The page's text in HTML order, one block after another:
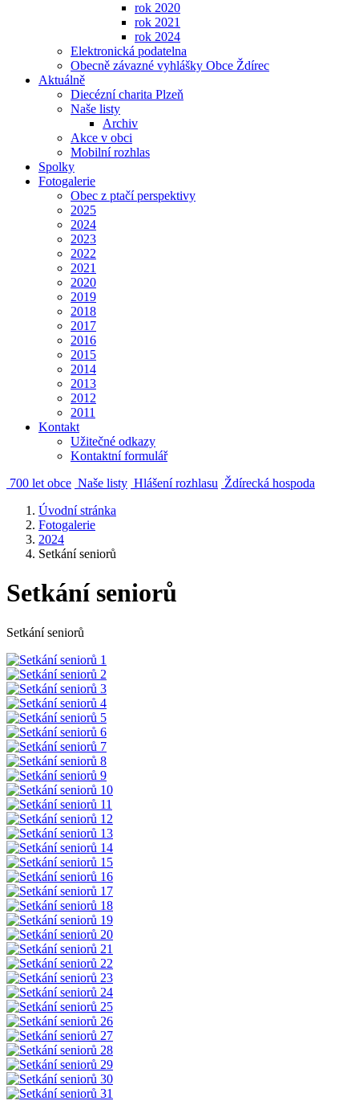
rok 2020
rok 2021
rok 2024
Elektronická podatelna
Obecně závazné vyhlášky Obce Ždírec
Aktuálně
Diecézní charita Plzeň
Naše listy
Archiv
Akce v obci
Mobilní rozhlas
Spolky
Fotogalerie
Obec z ptačí perspektivy
2025
2024
2023
2022
2021
2020
2019
2018
2017
2016
2015
2014
2013
2012
2011
Kontakt
Užitečné odkazy
Kontaktní formulář
700 let obce Naše listy Hlášení rozhlasu Ždírecká hospoda
Úvodní stránka
Fotogalerie
2024
Setkání seniorů
Setkání seniorů
Setkání seniorů